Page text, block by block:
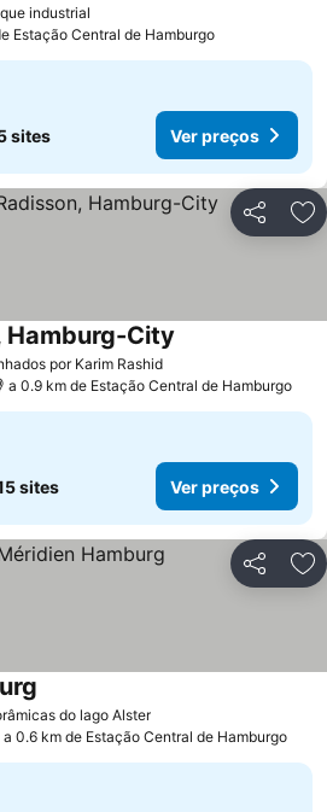
industrial
Estação Central de Hamburgo
sites Ver preços
Partilhar
por Karim Rashid
Hamburg-City
a 0.9 km de Estação Central de Hamburgo
sites Ver preços
Partilhar
do lago Alster
a 0.6 km de Estação Central de Hamburgo